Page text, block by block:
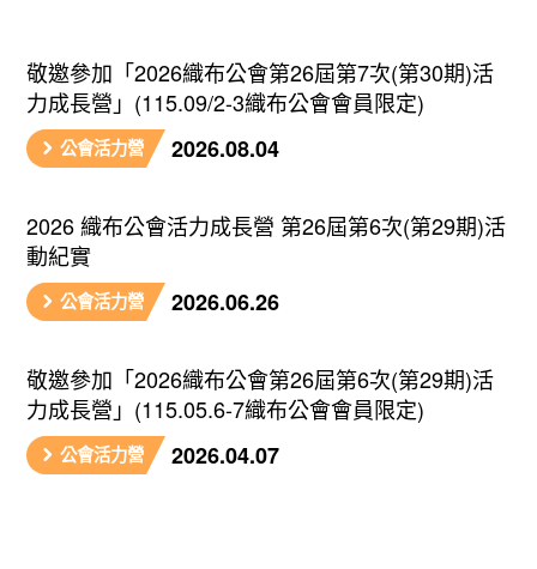
敬邀參加「2026織布公會第26屆第7次(第30期)活
力成長營」(115.09/2-3織布公會會員限定)
公會活力營 2026.08.04
2026 織布公會活力成長營 第26屆第6次(第29期)活
動紀實
公會活力營 2026.06.26
敬邀參加「2026織布公會第26屆第6次(第29期)活
力成長營」(115.05.6-7織布公會會員限定)
公會活力營 2026.04.07